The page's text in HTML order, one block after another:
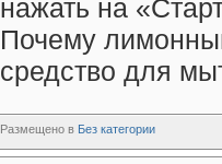
нажать на
Почему
средство для
Размещено в Без категории